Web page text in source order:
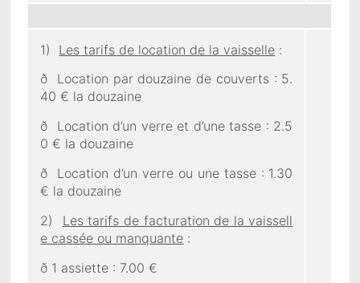
1) Les tarifs de location de la vaisselle :
ð Location par douzaine de couverts : 5.
40 € la douzaine
ð Location d’un verre et d’une tasse : 2.5
0 € la douzaine
ð Location d’un verre ou une tasse : 1.30
€ la douzaine
2) Les tarifs de facturation de la vaissell
e cassée ou manquante :
ð 1 assiette : 7.00 €